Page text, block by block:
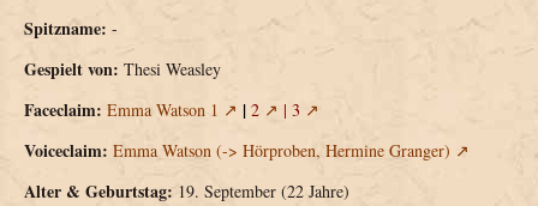
Spitzname: -
Gespielt von: Thesi Weasley
Faceclaim: Emma Watson 1 | 2 | 3
Voiceclaim: Emma Watson (-> Hörproben, Hermine Granger)
Alter & Geburtstag: 19. September (22 Jahre)